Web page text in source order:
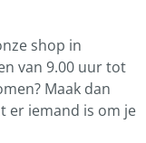
shop in
van 9.00 uur tot
Maak dan
er iemand is om je